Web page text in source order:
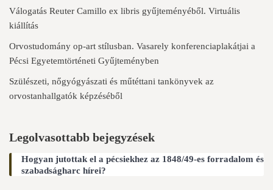
Válogatás Reuter Camillo ex libris gyűjteményéből. Virtuális
kiállítás
Orvostudomány op-art stílusban. Vasarely konferenciaplakátjai a
Pécsi Egyetemtörténeti Gyűjteményben
Szülészeti, nőgyógyászati és műtéttani tankönyvek az
orvostanhallgatók képzéséből
Legolvasottabb bejegyzések
Hogyan jutottak el a pécsiekhez az 1848/49-es forradalom és
szabadságharc hírei?